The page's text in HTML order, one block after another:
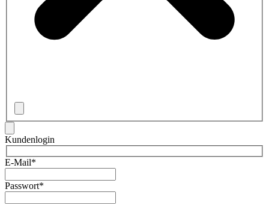
Kundenlogin
E-Mail*
Passwort*